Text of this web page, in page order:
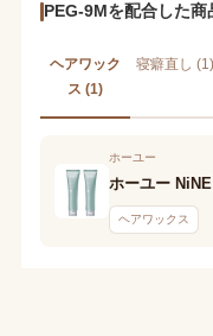
PEG-9Mを配合した商
ヘアワック
ス (1)
寝癖直し (1)
ホーユー
ホーユー
ヘアワックス